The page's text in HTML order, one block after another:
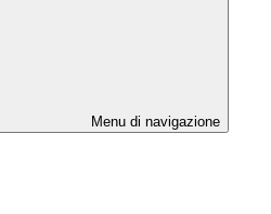
Menu di navigazione